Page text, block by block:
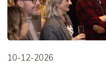
10-12-2026